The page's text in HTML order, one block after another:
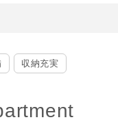
収納充実